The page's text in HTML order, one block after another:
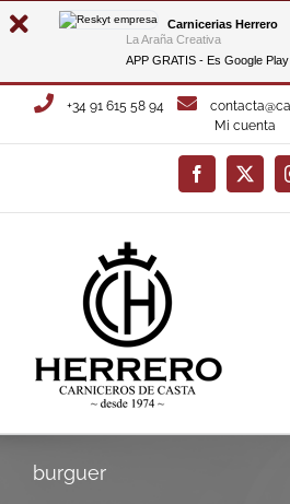
Carnicerias Herrero
La Araña Creativa
APP GRATIS - Es Google Play
Saltar
+34 91 615 58 94
Mi cuenta
Facebook
X
burguer